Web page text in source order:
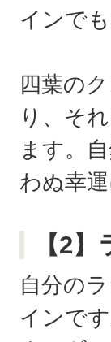
インで
四葉の
り、そ
ます。
わぬ幸
【2
自分の
インで